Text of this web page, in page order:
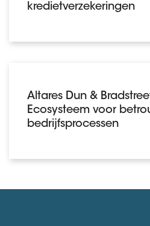
kredietverzekeringen
Altares Dun &
Ecosysteem voor
bedrijfsprocessen